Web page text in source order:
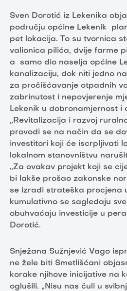
Sven Dorotić iz Lekenika
području općine Lekenik
pet lokacija. To su tvornica
valionica pilića, dvije farme
a samo dio naselja općine
kanalizaciju, dok niti jedno
za pročišćavanje otpadnih
zabrinutost i nepovjerenje
Lekenik u dobronamjernost i
„Revitalizacija i razvoj
provodi se na način da se
investitori koji će iscrpljivati
lokalnom stanovništvu
„Za ovakav projekt koji se
bi lakše prošao zakonske
se izradi strateška procjena
kumulativno se sagledaju
obuhvaćaju investicije u
Dorotić.
Snježana Sužnjević Vago
ne žele biti Smetlišćani
korake njihove inicijative na
oglušili. „Nisu nas čuli u